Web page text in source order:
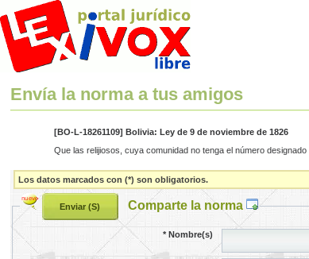
Envía la norma a tus amigos
[BO-L-18261109] Bolivia: Ley de 9 de noviembre de 1826
Que las relijiosos, cuya comunidad no tenga el número
Los datos marcados con (*) son obligatorios.
Comparte la norma
*Nombre(s)